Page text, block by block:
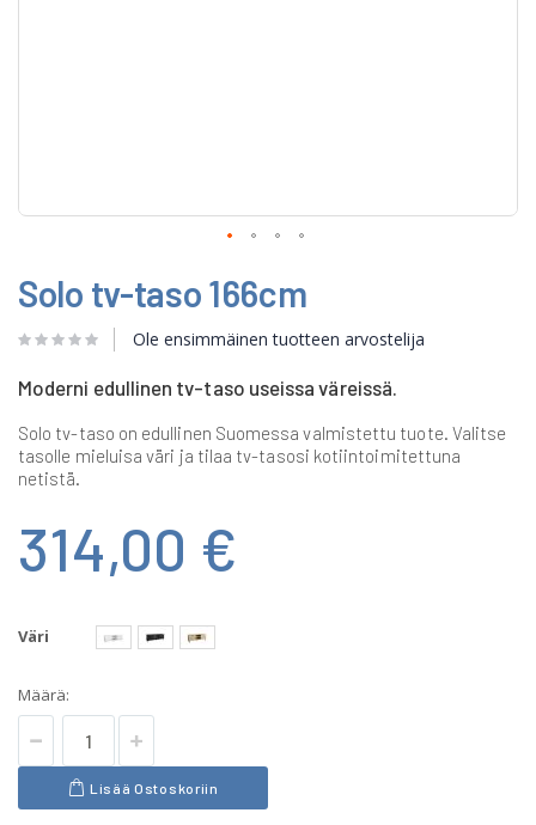
to
the
beginning
of
images
Solo tv-taso 166cm
Ole ensimmäinen tuotteen arvostelija
Moderni edullinen tv-taso useissa väreissä.
Solo tv-taso on edullinen Suomessa valmistettu tuote. Valitse
tasolle mieluisa väri ja tilaa tv-tasosi kotiintoimitettuna
netistä.
314,00 €
Väri
Määrä:
Lisää Ostoskoriin